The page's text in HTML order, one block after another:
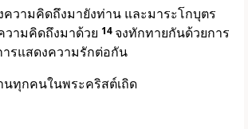
ความคิดถึงมายังท่าน และมาระโกบุตร
วามคิดถึงมาด้วย 14 จงทักทายกันด้วยการ
ารแสดงความรักต่อกัน
ทุกคนในพระคริสต์เถิด